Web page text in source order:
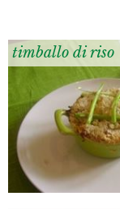
timballo di riso